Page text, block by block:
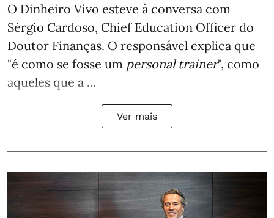
O Dinheiro Vivo esteve à conversa com
Sérgio Cardoso, Chief Education Officer do
Doutor Finanças. O responsável explica que
"é como se fosse um personal trainer", como
aqueles que a ...
Ver mais